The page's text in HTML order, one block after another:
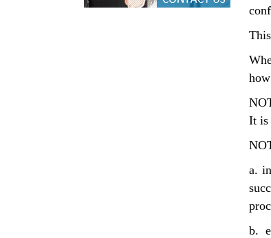
It is
a.
b.